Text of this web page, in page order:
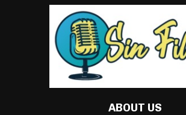
ABOUT US